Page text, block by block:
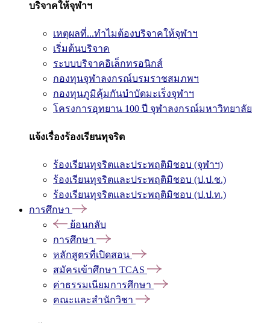
บริจาคให้จุฬาฯ
เหตุผลที่...ทำไมต้องบริจาคให้จุฬาฯ
เริ่มต้นบริจาค
ระบบบริจาคอิเล็กทรอนิกส์
กองทุนจุฬาลงกรณ์บรมราชสมภพฯ
กองทุนภูมิคุ้มกันบำบัดมะเร็งจุฬาฯ
โครงการอุทยาน 100 ปี จุฬาลงกรณ์มหาวิทยาลัย
แจ้งเรื่องร้องเรียนทุจริต
ร้องเรียนทุจริตและประพฤติมิชอบ (จุฬาฯ)
ร้องเรียนทุจริตและประพฤติมิชอบ (ป.ป.ช.)
ร้องเรียนทุจริตและประพฤติมิชอบ (ป.ป.ท.)
การศึกษา
ย้อนกลับ
การศึกษา
หลักสูตรที่เปิดสอน
สมัครเข้าศึกษา TCAS
ค่าธรรมเนียมการศึกษา
คณะและสำนักวิชา